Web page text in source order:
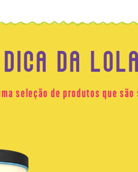
DICA DA LOLA
seleção de produtos que são